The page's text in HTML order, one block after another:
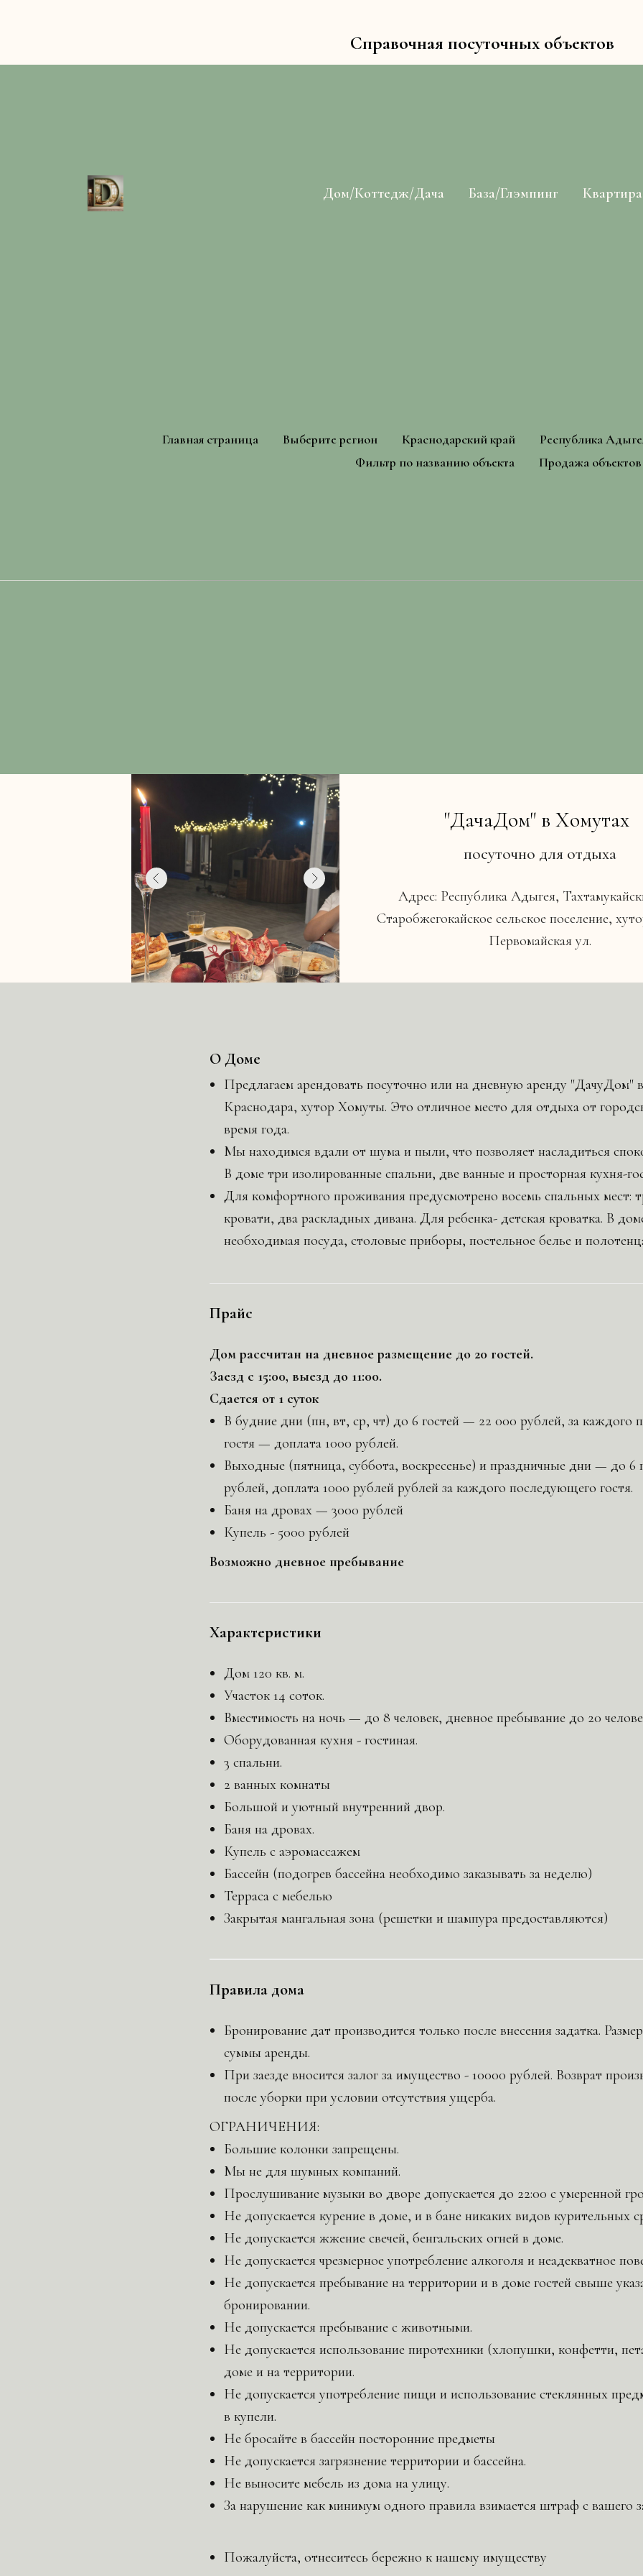
Справочная посуточных объектов
Дом/Коттедж/Дача База/Глэмпинг Квартира
Главная страница Выберите регион Краснодарский край
Республика
Фильтр по названию объекта
Продажа объектов
"ДачаДом" в Хомутах
Адрес: Республика Адыгея,
Старобжегокайское сельское поселение,
Первомайская ул.
посуточно для отдыха
О Доме
Предлагаем арендовать посуточно или на дневную аренду "ДачуДом"
Краснодара, хутор Хомуты. Это отличное место для отдыха от
время года.
Мы находимся вдали от шума и пыли, что позволяет насладиться
В доме три изолированные спальни, две ванные и просторная кухня-
Для комфортного проживания предусмотрено восемь спальных мест:
кровати, два раскладных дивана. Для ребенка- детская кроватка. В
необходимая посуда, столовые приборы, постельное белье и
Прайс
Дом рассчитан на дневное размещение до 20 гостей.
Заезд с 15:00, выезд до 11:00.
Сдается от 1 суток
В будние дни (пн, вт, ср, чт) до 6 гостей — 22 000 рублей, за каждого
гостя — доплата 1000 рублей.
Выходные (пятница, суббота, воскресенье) и праздничные дни — до 6
рублей, доплата 1000 рублей рублей за каждого последующего гостя.
Баня на дровах — 3000 рублей
Купель - 5000 рублей
Возможно дневное пребывание
Характеристики
Дом 120 кв. м.
Участок 14 соток.
Вместимость на ночь — до 8 человек, дневное пребывание до 20
Оборудованная кухня - гостиная.
3 спальни.
2 ванных комнаты
Большой и уютный внутренний двор.
Баня на дровах.
Купель с аэромассажем
Бассейн (подогрев бассейна необходимо заказывать за неделю)
Терраса с мебелью
Закрытая мангальная зона (решетки и шампура предоставляются)
Правила дома
Бронирование дат производится только после внесения задатка.
суммы аренды.
При заезде вносится залог за имущество - 10000 рублей. Возврат
после уборки при условии отсутствия ущерба.
ОГРАНИЧЕНИЯ:
Большие колонки запрещены.
Мы не для шумных компаний.
Прослушивание музыки во дворе допускается до 22:00 с умеренной
Не допускается курение в доме, и в бане никаких видов курительных
Не допускается жжение свечей, бенгальских огней в доме.
Не допускается чрезмерное употребление алкоголя и неадекватное
Не допускается пребывание на территории и в доме гостей свыше
бронировании.
Не допускается пребывание с животными.
Не допускается использование пиротехники (хлопушки, конфетти,
доме и на территории.
Не допускается употребление пищи и использование стеклянных
в купели.
Не бросайте в бассейн посторонние предметы
Не допускается загрязнение территории и бассейна.
Не выносите мебель из дома на улицу.
За нарушение как минимум одного правила взимается штраф с вашего
Пожалуйста, отнеситесь бережно к нашему имуществу